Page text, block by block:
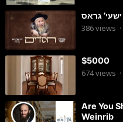
גראס
386views ·
$5000
674views ·
Are You
Weinrib